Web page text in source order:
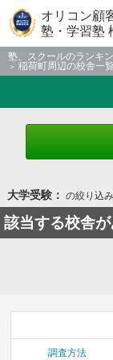
オリコン顧
塾・学習塾
塾、スクールのランキ
稲荷町周辺の校舎一覧
大学受験： の絞り込み
該当する校舎が
調査方法